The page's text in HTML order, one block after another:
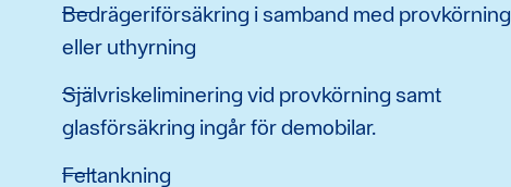
Bedrägeriförsäkring i samband med provkörning
eller uthyrning
Självriskeliminering vid provkörning samt
glasförsäkring ingår för demobilar.
Feltankning